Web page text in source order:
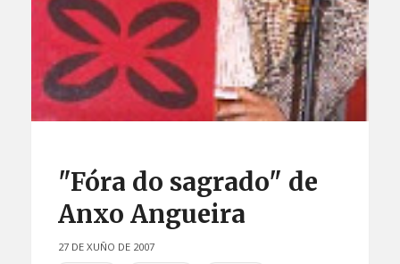
"Fóra do sagrado" de
Anxo Angueira
27 DE XUÑO DE 2007